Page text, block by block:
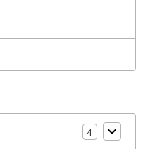
4